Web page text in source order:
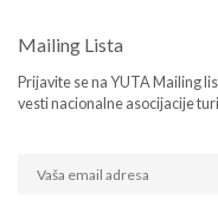
Mailing Lista
Prijavite se na YUTA Mailing
vesti nacionalne asocijacije